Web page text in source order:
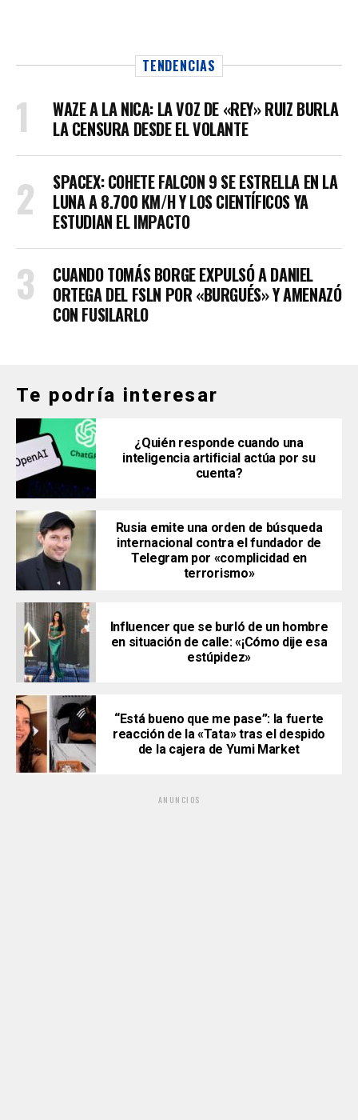
TENDENCIAS
WAZE A LA NICA: LA VOZ DE «REY» RUIZ BURLA
LA CENSURA DESDE EL VOLANTE
SPACEX: COHETE FALCON 9 SE ESTRELLA EN LA
LUNA A 8.700 KM/H Y LOS CIENTÍFICOS YA
ESTUDIAN EL IMPACTO
CUANDO TOMÁS BORGE EXPULSÓ A DANIEL
ORTEGA DEL FSLN POR «BURGUÉS» Y AMENAZÓ
CON FUSILARLO
Te podría interesar
¿Quién responde cuando una
inteligencia artificial actúa por su
cuenta?
Rusia emite una orden de búsqueda
internacional contra el fundador de
Telegram por «complicidad en
terrorismo»
Influencer que se burló de un hombre
en situación de calle: «¡Cómo dije esa
estúpidez»
“Está bueno que me pase”: la fuerte
reacción de la «Tata» tras el despido
de la cajera de Yumi Market
ANUNCIOS